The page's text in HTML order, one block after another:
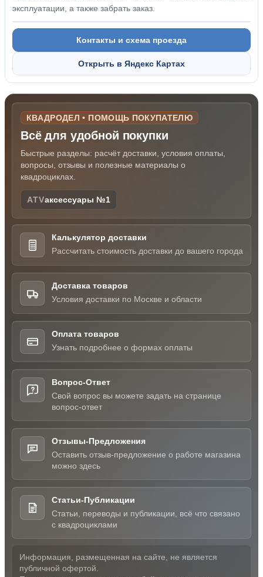
эксплуатации, а также забрать заказ.
Контакты и схема проезда
Открыть в Яндекс Картах
КВАДРОДЕЛ • ПОМОЩЬ ПОКУПАТЕЛЮ
Всё для удобной покупки
Быстрые разделы: расчёт доставки, условия оплаты,
вопросы, отзывы и полезные материалы о
квадроциклах.
ATVаксессуары №1
Калькулятор доставки
Рассчитать стоимость доставки до вашего города
Доставка товаров
Условия доставки по Москве и области
Оплата товаров
Узнать подробнее о формах оплаты
Вопрос-Ответ
Свой вопрос вы можете задать на странице
вопрос-ответ
Отзывы-Предложения
Оставить отзыв-предложение о работе магазина
можно здесь
Статьи-Публикации
Статьи, переводы и публикации, всё что связано
с квадроциклами
Информация, размещенная на сайте, не является
публичной офертой.